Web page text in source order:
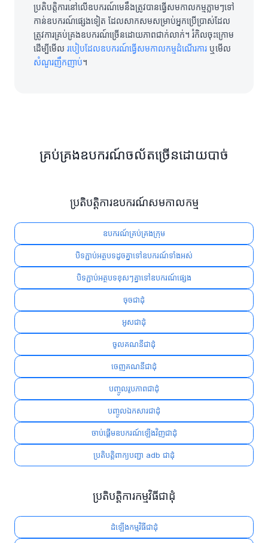
ប្រតិបត្តិការនៅលើឧបករណ៍មេនឹងត្រូវបានធ្វើសមកាលកម្មភ្លាមៗទៅ
កាន់ឧបករណ៍ផ្សេងទៀត ដែលសាកសមសម្រាប់អ្នកប្រើប្រាស់ដែល
ត្រូវការគ្រប់គ្រងឧបករណ៍ច្រើនដោយភាពជាក់លាក់។ រំកិលចុះក្រោម
ដើម្បីមើល របៀបដែលឧបករណ៍ធ្វើសមកាលកម្មដំណើរការ ឬមើល
សំណួរញឹកញាប់។
គ្រប់គ្រងឧបករណ៍ចល័តច្រើនដោយបាច់
ប្រតិបត្តិការឧបករណ៍សមកាលកម្ម
ឧបករណ៍គ្រប់គ្រងក្រុម
បិទភ្ជាប់អត្ថបទដូចគ្នាទៅឧបករណ៍ទាំងអស់
បិទភ្ជាប់អត្ថបទខុសៗគ្នាទៅឧបករណ៍ផ្សេង
ចុចជាដុំ
អូសជាដុំ
ចូលគណនីជាដុំ
ចេញគណនីជាដុំ
បញ្ចូលរូបភាពជាដុំ
បញ្ចូលឯកសារជាដុំ
ចាប់ផ្ដើមឧបករណ៍ឡើងវិញជាដុំ
ប្រតិបត្តិពាក្យបញ្ជា adb ជាដុំ
ប្រតិបត្តិការកម្មវិធីជាដុំ
ដំឡើងកម្មវិធីជាដុំ